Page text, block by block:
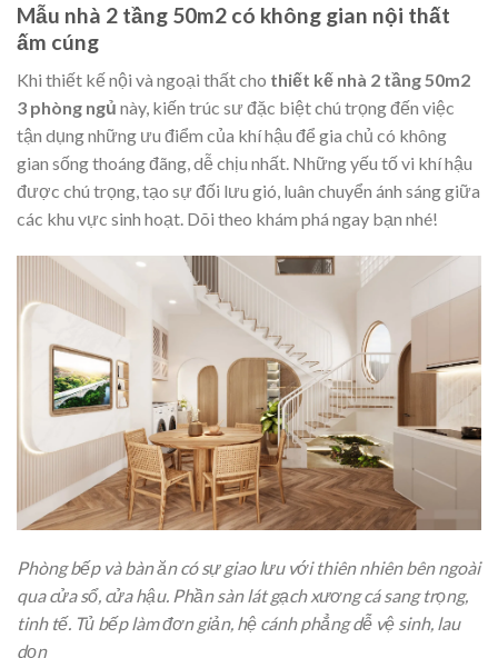
Mẫu nhà 2 tầng 50m2 có không gian nội thất
ấm cúng
Khi thiết kế nội và ngoại thất cho thiết kế nhà 2 tầng 50m2
3 phòng ngủ này, kiến trúc sư đặc biệt chú trọng đến việc
tận dụng những ưu điểm của khí hậu để gia chủ có không
gian sống thoáng đãng, dễ chịu nhất. Những yếu tố vi khí hậu
được chú trọng, tạo sự đối lưu gió, luân chuyển ánh sáng giữa
các khu vực sinh hoạt. Dõi theo khám phá ngay bạn nhé!
Phòng bếp và bàn ăn có sự giao lưu với thiên nhiên bên ngoài
qua cửa sổ, cửa hậu. Phần sàn lát gạch xương cá sang trọng,
tinh tế. Tủ bếp làm đơn giản, hệ cánh phẳng dễ vệ sinh, lau
dọn